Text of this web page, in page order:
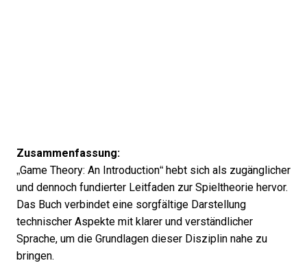
Zusammenfassung:
„Game Theory: An Introduction“ hebt sich als zugänglicher
und dennoch fundierter Leitfaden zur Spieltheorie hervor.
Das Buch verbindet eine sorgfältige Darstellung
technischer Aspekte mit klarer und verständlicher
Sprache, um die Grundlagen dieser Disziplin nahe zu
bringen.